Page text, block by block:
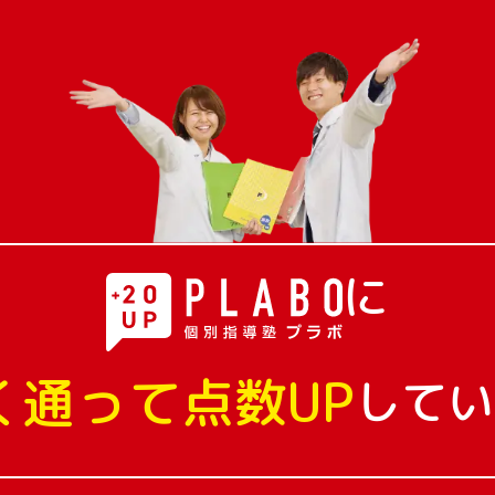
に
通って点数UPして